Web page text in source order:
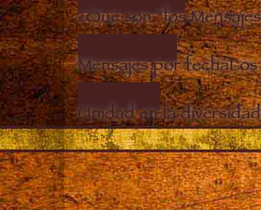
¿Qué son “los
Mensajes por fecha
Unidad en la diversidad